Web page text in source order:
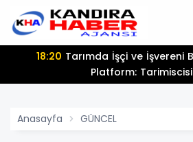
18:20
Platform:
Anasayfa GÜNCEL